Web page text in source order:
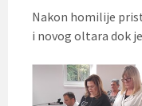
Nakon homilije
i novog oltara dok